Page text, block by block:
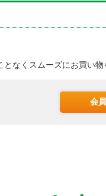
なくスムーズにお買い物
会